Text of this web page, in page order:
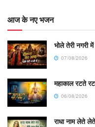
आज के नए भजन
भोले तेरी नगरी
07/08/2026
महाकाल रटते
06/08/2026
राधा नाम लेते